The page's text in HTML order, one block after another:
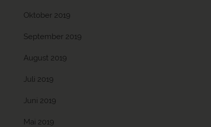
Oktober 2019
September 2019
August 2019
Juli 2019
Juni 2019
Mai 2019